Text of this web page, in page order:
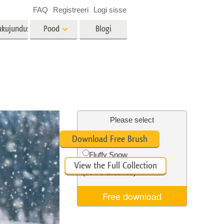
Fotode taastamine
Pood
videoülekatted
Blogi
FAQ Registreeri Logi sisse
Please select
Free Ps Brush #7
Fluffy Snow
(60 Ps Brushes)
Free download
Download Free Brush
View the Full Collection